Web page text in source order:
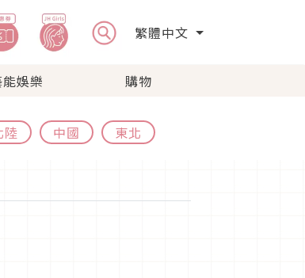
繁體中文
能娛樂 購物
陸 中國 東北